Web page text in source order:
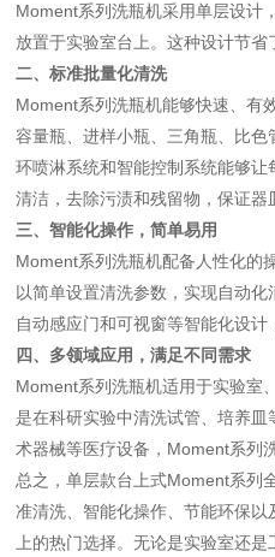
Moment系列洗瓶机采用单层设计
放置于实验室台上。这种设计节省
二、标准批量化清洗
Moment系列洗瓶机能够快速、有
容量瓶、进样小瓶、三角瓶、比
环喷淋系统和智能控制系统能够
清洁，去除污渍和残留物，保证器
三、智能化操作，简单易用
Moment系列洗瓶机配备人性化的
以简单设置清洗参数，实现自动
自动感应门和可视窗等智能化设计
四、多领域应用，满足不同需求
Moment系列洗瓶机适用于实验室
是在科研实验中清洗试管、培养
术器械等医疗设备，Moment系列
总之，单层款台上式Moment系列
准清洗、智能化操作、节能环保
上的热门选择。无论是实验室还